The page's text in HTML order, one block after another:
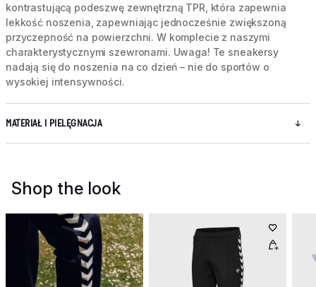
kontrastującą podeszwę zewnętrzną TPR, która zapewnia
lekkość noszenia, zapewniając jednocześnie zwiększoną
przyczepność na powierzchni. W komplecie z naszymi
charakterystycznymi szewronami. Uwaga! Te sneakersy
nadają się do noszenia na co dzień – nie do sportów o
wysokiej intensywności.
MATERIAŁ I PIELĘGNACJA
Shop the look